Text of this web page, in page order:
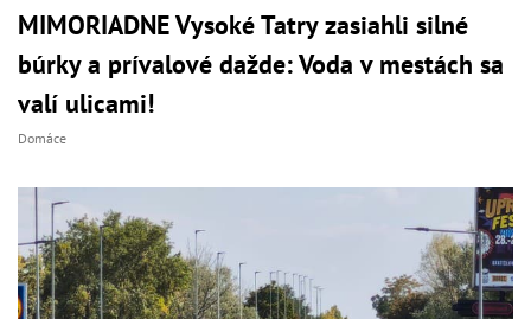
MIMORIADNE Vysoké Tatry zasiahli silné
búrky a prívalové dažde: Voda v mestách sa
valí ulicami!
Domáce